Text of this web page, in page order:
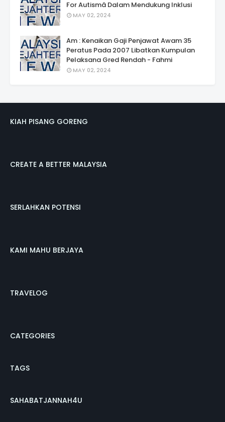
For Autismâ Dalam Mendukung Inklusi
MAY 02, 2024
Am : Kenaikan Gaji Penjawat Awam 35
Peratus Pada 2007 Libatkan Kumpulan
Pelaksana Gred Rendah - Fahmi
MAY 02, 2024
KIAH PISANG GORENG
CREATE A BETTER MALAYSIA
SERLAHKAN POTENSI
KAMI MAHU BERJAYA
TRAVELOG
CATEGORIES
TAGS
SAHABATJANNAH4U